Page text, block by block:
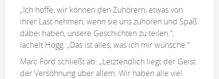
„Ich hoffe, wir können den Zuhörern, etwas von
ihrer Last nehmen, wenn sie uns zuhören und Spaß
dabei haben, unsere Geschichten zu teilen.“,
lächelt Hogg. „Das ist alles, was ich mir wünsche.“
Marc Ford schließt ab: „Letztendlich liegt der Geist
der Versöhnung über allem. Wir haben alle viel